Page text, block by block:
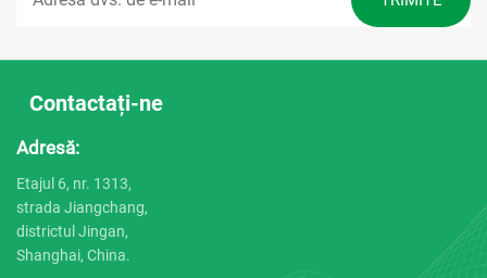
Contactați-ne
Adresă:
Etajul 6, nr. 1313,
strada Jiangchang,
districtul Jingan,
Shanghai, China.